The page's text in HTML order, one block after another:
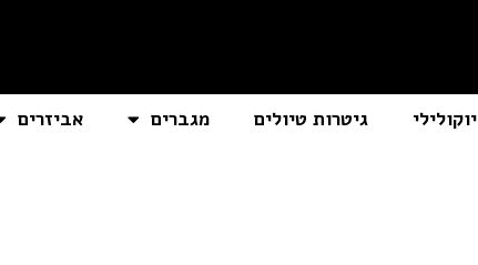
יוקולילי גיטרות טיולים מגברים אביזרים